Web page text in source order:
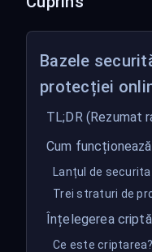
Bazele
protecției
TL;DR (Rezumat
Cum
Lanțul de
Trei straturi de
Înțelegerea
Ce este criptarea?